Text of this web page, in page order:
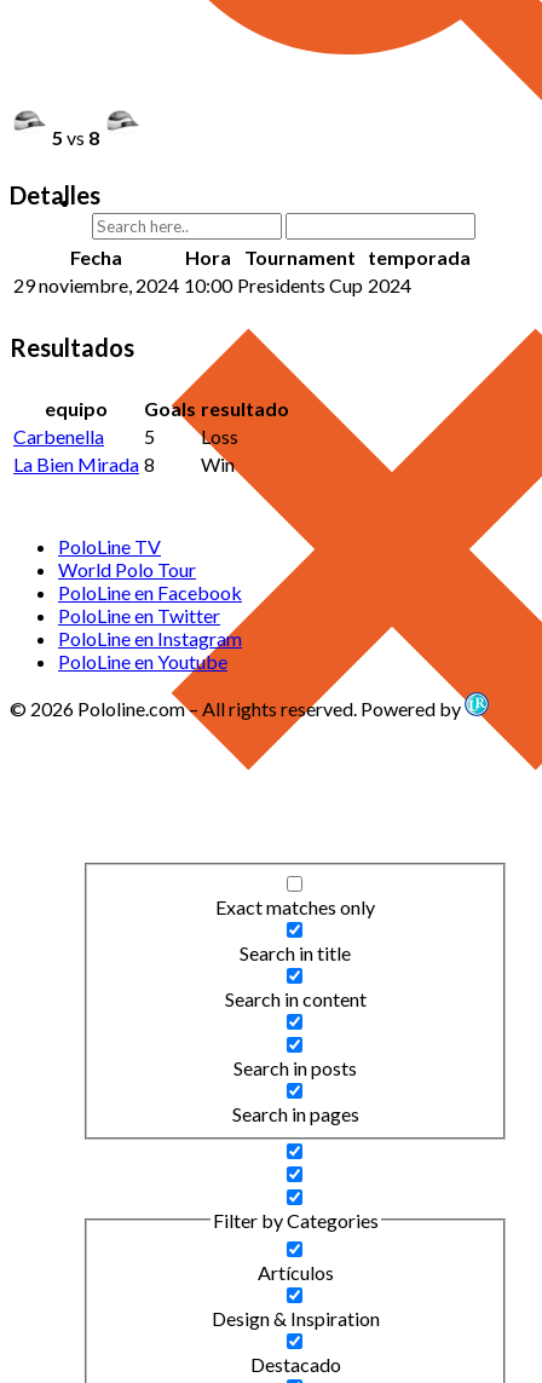
Exact matches only
Search in title
Search in content
Search in posts
Search in pages
Filter by Categories
Artículos
Design & Inspiration
Destacado
5 vs 8
Detalles
Fecha Hora Tournament
temporada
29 noviembre, 2024 10:00 Presidents Cup 2024
Resultados
equipo Goals resultado
Carbenella
5
Loss
La Bien Mirada 8 Win
PoloLine TV
World Polo Tour
PoloLine en Facebook
PoloLine en Twitter
PoloLine en Instagram
PoloLine en Youtube
© 2026 Pololine.com – All rights reserved. Powered by